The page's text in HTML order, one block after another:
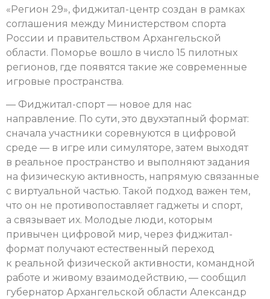
«Регион 29», фиджитал-центр создан в рамках
соглашения между Министерством спорта
России и правительством Архангельской
области. Поморье вошло в число 15 пилотных
регионов, где появятся такие же современные
игровые пространства.
— Фиджитал-спорт — новое для нас
направление. По сути, это двухэтапный формат:
сначала участники соревнуются в цифровой
среде — в игре или симуляторе, затем выходят
в реальное пространство и выполняют задания
на физическую активность, напрямую связанные
с виртуальной частью. Такой подход важен тем,
что он не противопоставляет гаджеты и спорт,
а связывает их. Молодые люди, которым
привычен цифровой мир, через фиджитал-
формат получают естественный переход
к реальной физической активности, командной
работе и живому взаимодействию, — сообщил
губернатор Архангельской области Александр